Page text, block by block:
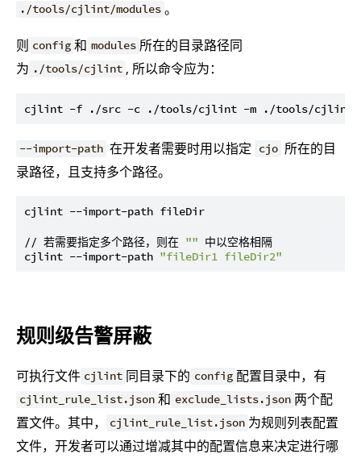
./tools/cjlint/modules 。
则 config 和 modules 所在的目录路径同
为 ./tools/cjlint , 所以命令应为：
--import-path 在开发者需要时用以指定 cjo 所在的目
录路径，且支持多个路径。
cjlint --import-path fileDir
// 若需要指定多个路径，则在 "" 中以空格相隔
cjlint --import-path "fileDir1 fileDir2"
规则级告警屏蔽
可执行文件 cjlint 同目录下的 config 配置目录中，有
cjlint_rule_list.json 和 exclude_lists.json 两个配
置文件。其中，
cjlint_rule_list.json 为规则列表配置
文件，开发者可以通过增减其中的配置信息来决定进行哪